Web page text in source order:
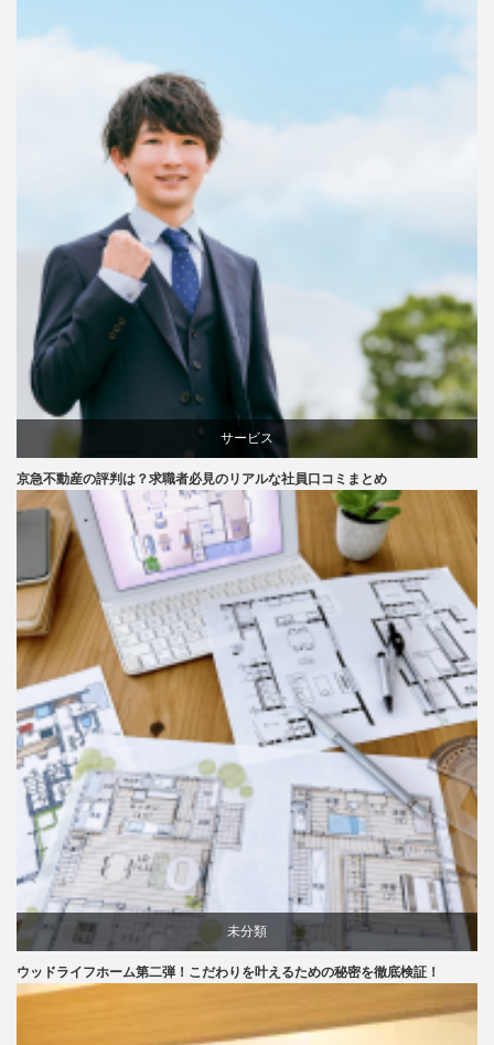
サービス
評判
京急不動産の評判は？求職者必見のリアルな社員口コミまとめ
未分類
ウッドライフホーム第二弾！こだわりを叶えるための秘密を徹底検証！